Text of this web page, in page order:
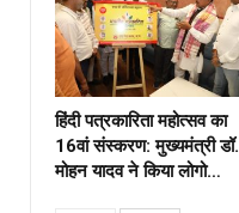
हिंदी पत्रकारिता महोत्सव का
16वां संस्करण: मुख्यमंत्री डॉ.
मोहन यादव ने किया लोगो…